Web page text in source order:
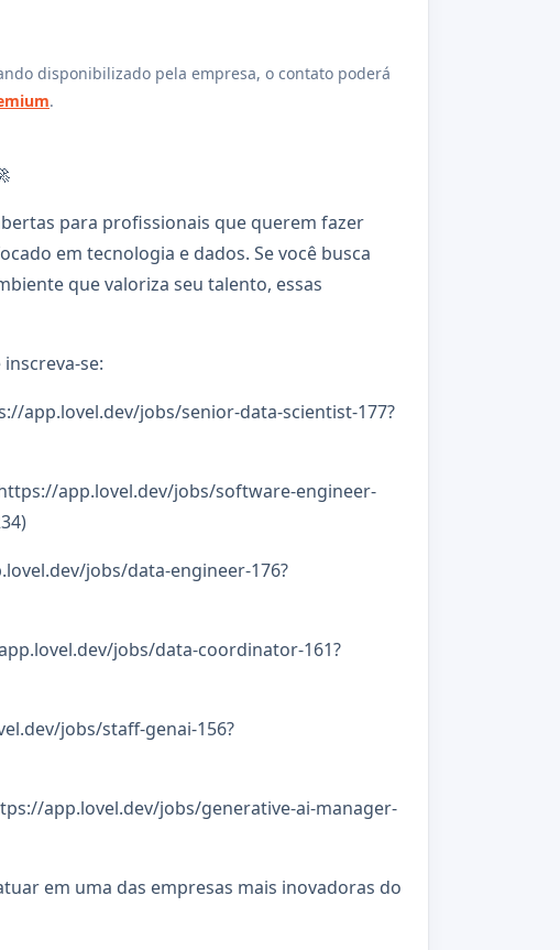
disponibilizado pela empresa, o contato poderá
.
para profissionais que querem fazer
em tecnologia e dados. Se você busca
que valoriza seu talento, essas
se:
app.lovel.dev/jobs/senior-data-scientist-177?
app.lovel.dev/jobs/software-engineer-
jobs/data-engineer-176?
jobs/data-coordinator-161?
jobs/staff-genai-156?
app.lovel.dev/jobs/generative-ai-manager-
em uma das empresas mais inovadoras do